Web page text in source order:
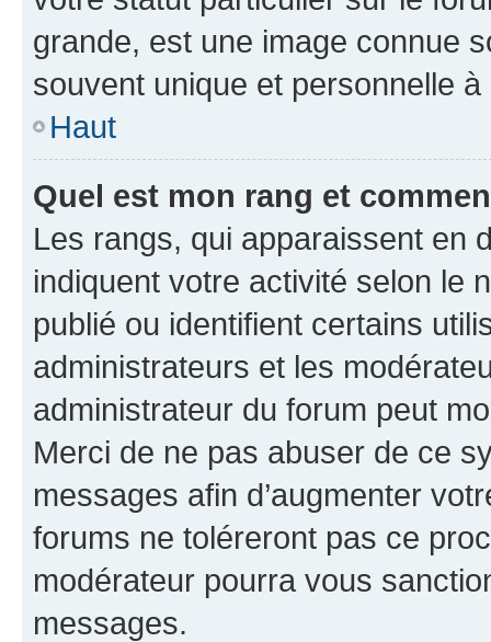
grande, est une image connue
souvent unique et personnelle
Haut
Quel est mon rang et
Les rangs, qui apparaissent en
indiquent votre activité selon le
publié ou identifient certains
administrateurs et les
administrateur du forum peut
Merci de ne pas abuser de ce
messages afin d’augmenter
forums ne toléreront pas ce
modérateur pourra vous
messages.